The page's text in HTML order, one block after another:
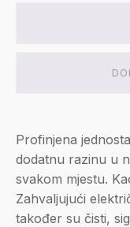
Profinjena
dodatnu razinu u
svakom mjestu.
Zahvaljujući
također su čisti,